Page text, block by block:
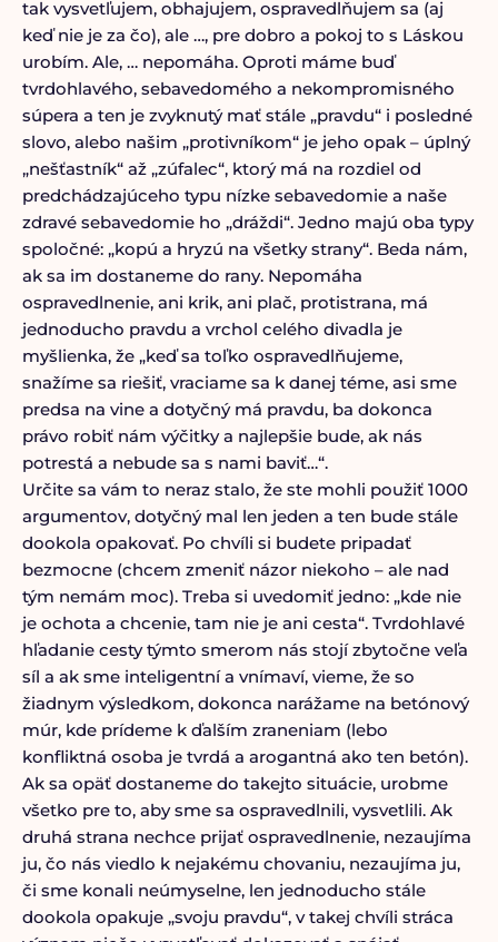
tak vysvetľujem, obhajujem, ospravedlňujem sa (aj
keď nie je za čo), ale …, pre dobro a pokoj to s Láskou
urobím. Ale, … nepomáha. Oproti máme buď
tvrdohlavého, sebavedomého a nekompromisného
súpera a ten je zvyknutý mať stále „pravdu“ i posledné
slovo, alebo našim „protivníkom“ je jeho opak – úplný
„nešťastník“ až „zúfalec“, ktorý má na rozdiel od
predchádzajúceho typu nízke sebavedomie a naše
zdravé sebavedomie ho „dráždi“. Jedno majú oba typy
spoločné: „kopú a hryzú na všetky strany“. Beda nám,
ak sa im dostaneme do rany. Nepomáha
ospravedlnenie, ani krik, ani plač, protistrana, má
jednoducho pravdu a vrchol celého divadla je
myšlienka, že „keď sa toľko ospravedlňujeme,
snažíme sa riešiť, vraciame sa k danej téme, asi sme
predsa na vine a dotyčný má pravdu, ba dokonca
právo robiť nám výčitky a najlepšie bude, ak nás
potrestá a nebude sa s nami baviť…“.
Určite sa vám to neraz stalo, že ste mohli použiť 1000
argumentov, dotyčný mal len jeden a ten bude stále
dookola opakovať. Po chvíli si budete pripadať
bezmocne (chcem zmeniť názor niekoho – ale nad
tým nemám moc). Treba si uvedomiť jedno: „kde nie
je ochota a chcenie, tam nie je ani cesta“. Tvrdohlavé
hľadanie cesty týmto smerom nás stojí zbytočne veľa
síl a ak sme inteligentní a vnímaví, vieme, že so
žiadnym výsledkom, dokonca narážame na betónový
múr, kde prídeme k ďalším zraneniam (lebo
konfliktná osoba je tvrdá a arogantná ako ten betón).
Ak sa opäť dostaneme do takejto situácie, urobme
všetko pre to, aby sme sa ospravedlnili, vysvetlili. Ak
druhá strana nechce prijať ospravedlnenie, nezaujíma
ju, čo nás viedlo k nejakému chovaniu, nezaujíma ju,
či sme konali neúmyselne, len jednoducho stále
dookola opakuje „svoju pravdu“, v takej chvíli stráca